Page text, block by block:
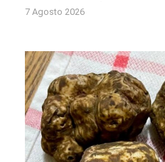
7 Agosto 2026